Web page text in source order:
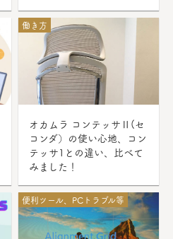
働き方
オカムラ コンテッサⅡ(セ
コンダ）の使い心地、コン
テッサ1との違い、比べて
みました！
便利ツール、PCトラブル等